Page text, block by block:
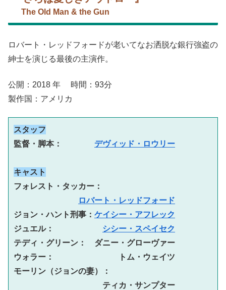
The Old Man & the Gun
ロバート・レッドフォードが老いてなお洒脱な銀行強盗の
紳士を演じる最後の主演作。
公開：2018 年 時間：93分
製作国：アメリカ
スタッフ
監督・脚本： デヴィッド・ロウリー
キャスト
フォレスト・タッカー：
ロバート・レッドフォード
ジョン・ハント刑事： ケイシー・アフレック
ジュエル： シシー・スペイセク
テディ・グリーン：　ダニー・グローヴァー
ウォラー：　　　　　　　　トム・ウェイツ
モーリン（ジョンの妻）：
ティカ・サンプター